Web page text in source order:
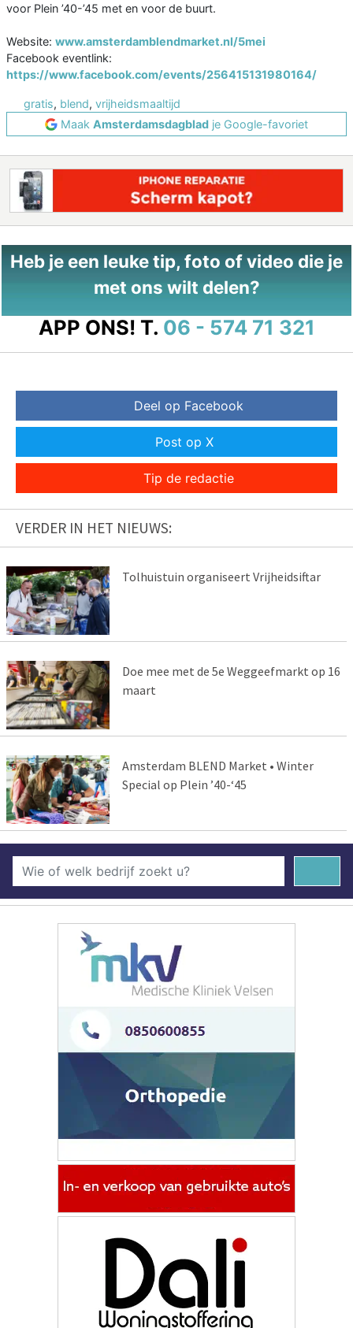
voor Plein ’40-’45 met en voor de buurt.
Website: www.amsterdamblendmarket.nl/5mei
Facebook eventlink:
https://www.facebook.com/events/256415131980164/
gratis, blend, vrijheidsmaaltijd
Maak Amsterdamsdagblad je Google-favoriet
Heb je een leuke tip, foto of video die je
met ons wilt delen?
APP ONS! T. 06 - 574 71 321
Deel op Facebook
Post op X
Tip de redactie
VERDER IN HET NIEUWS:
Tolhuistuin organiseert Vrijheidsiftar
Doe mee met de 5e Weggeefmarkt op 16
maart
Amsterdam BLEND Market • Winter
Special op Plein ’40-‘45